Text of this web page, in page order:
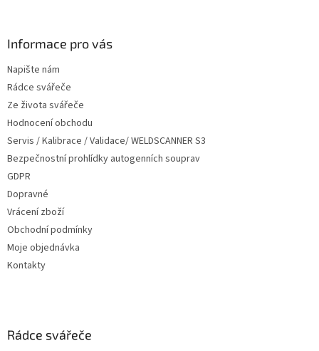
Informace pro vás
Napište nám
Rádce svářeče
Ze života svářeče
Hodnocení obchodu
Servis / Kalibrace / Validace/ WELDSCANNER S3
Bezpečnostní prohlídky autogenních souprav
GDPR
Dopravné
Vrácení zboží
Obchodní podmínky
Moje objednávka
Kontakty
Rádce svářeče